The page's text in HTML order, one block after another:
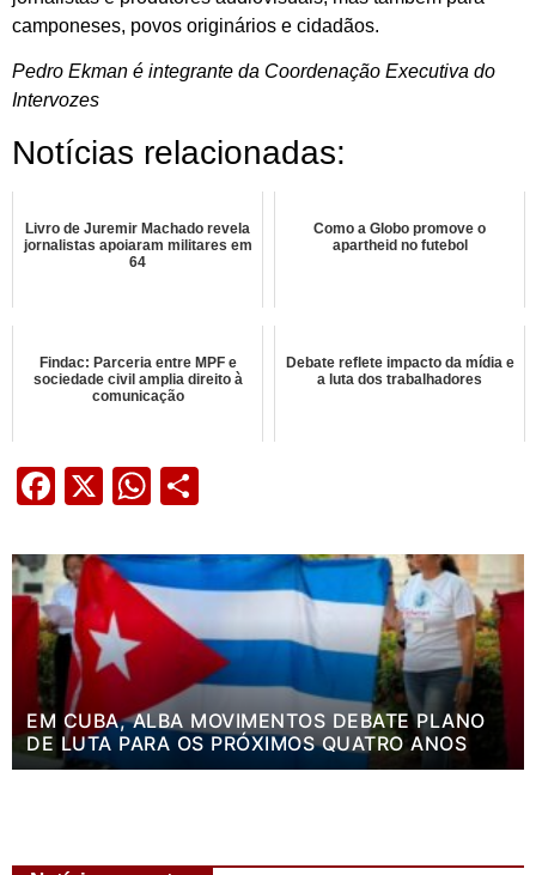
camponeses, povos originários e cidadãos.
Pedro Ekman é integrante da Coordenação Executiva do
Intervozes
Notícias relacionadas:
Livro de Juremir Machado revela
jornalistas apoiaram militares em
64
Como a Globo promove o
apartheid no futebol
Findac: Parceria entre MPF e
sociedade civil amplia direito à
comunicação
Debate reflete impacto da mídia e
a luta dos trabalhadores
Facebook
X WhatsApp
EM CUBA, ALBA MOVIMENTOS DEBATE PLANO
DE LUTA PARA OS PRÓXIMOS QUATRO ANOS